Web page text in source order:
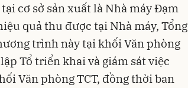
cơ sở sản xuất là Nhà máy Đạm
quả thu được tại Nhà máy, Tổng
trình này tại khối Văn phòng
Tổ triển khai và giám sát việc
Văn phòng TCT, đồng thời ban